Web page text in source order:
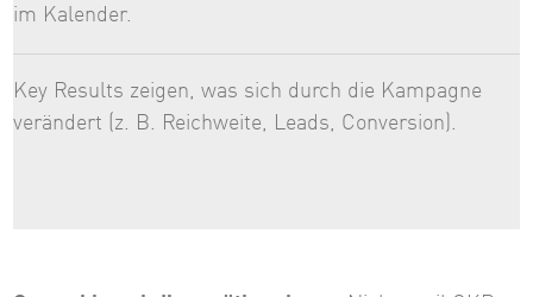
im Kalender.
Key Results zeigen, was sich durch die Kampagne
verändert (z. B. Reichweite, Leads, Conversion).